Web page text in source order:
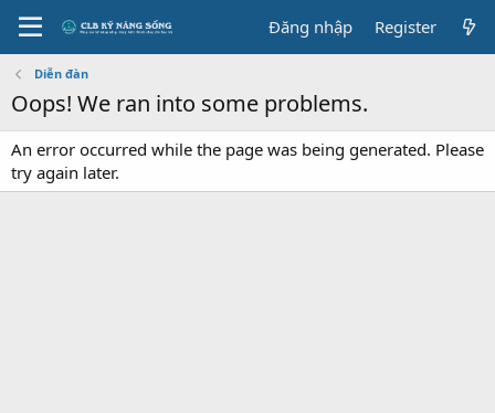
Đăng nhập Register
Diễn đàn
Oops! We ran into some problems.
An error occurred while the page was being generated. Please
try again later.